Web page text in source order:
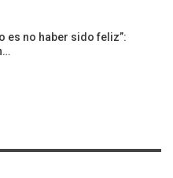
es no haber sido feliz”: